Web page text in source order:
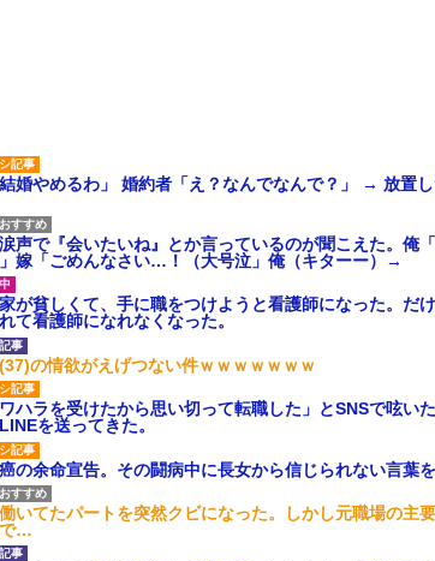
果
ないでく
婚やめるわ」 婚約者「え？なんでなんで？」 → 放置
声で『会いたいね』とか言っているのが聞こえた。俺
嫁「ごめんなさい…！（大号泣」俺（キターー）→
が貧しくて、手に職をつけようと看護師になった。だ
て看護師になれなくなった。
の情欲がえげつない件ｗｗｗｗｗｗｗ
ワハラを受けたから思い切って転職した」とSNSで呟い
を送ってきた。
の余命宣告。その闘病中に長女から信じられない言葉
いてたパートを突然クビになった。しかし元職場の主
…